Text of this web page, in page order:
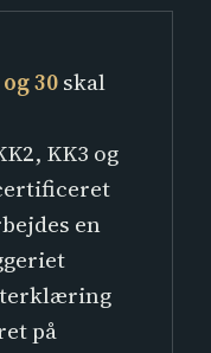
30skal
KK3 og
en
på